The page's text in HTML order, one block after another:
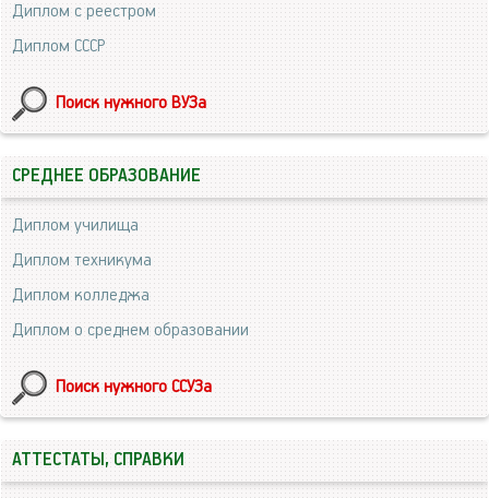
Диплом с реестром
Диплом СССР
Поиск нужного ВУЗа
СРЕДНЕЕ ОБРАЗОВАНИЕ
Диплом училища
Диплом техникума
Диплом колледжа
Диплом о среднем образовании
Поиск нужного ССУЗа
АТТЕСТАТЫ, СПРАВКИ